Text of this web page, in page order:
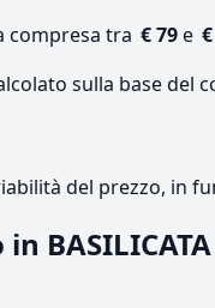
compresa tra € 79e
sulla base del
del prezzo, in
BASILICATA